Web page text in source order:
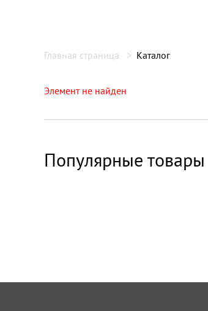
Главная страница Каталог
Элемент не найден
Популярные товары